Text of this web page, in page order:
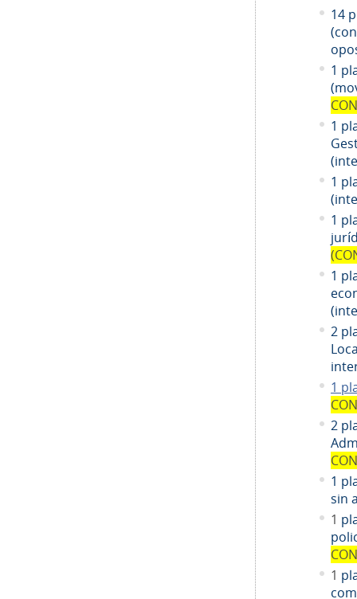
14
1
1
1
1
1
2
1
2
1
sin
1
1